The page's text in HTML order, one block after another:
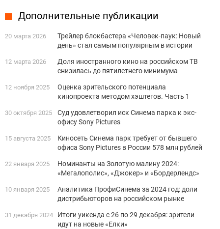
Дополнительные публикации
20 марта 2026
Трейлер блокбастера «Человек-паук: Новый
день» стал самым популярным в истории
12 марта 2026
Доля иностранного кино на российском ТВ
снизилась до пятилетнего минимума
12 ноября 2025
Оценка зрительского потенциала
кинопроекта методом хэштегов. Часть 1
30 октября 2025
Суд удовлетворил иск Синема парка к экс-
офису Sony Pictures
15 августа 2025
Киносеть Синема парк требует от бывшего
офиса Sony Pictures в России 578 млн рублей
22 января 2025
Номинанты на Золотую малину 2024:
«Мегалополис», «Джокер» и «Бордерлендс»
10 января 2025
Аналитика ПрофиСинема за 2024 год: доли
дистрибьюторов на российском рынке
31 декабря 2024
Итоги уикенда с 26 по 29 декабря: зрители
идут на новые «Елки»